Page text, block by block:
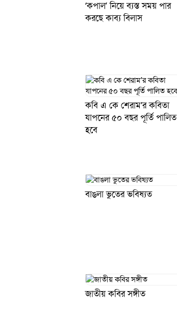
‘কপাল’ নিয়ে ব্যস্ত সময় পার
করছে কাব্য বিলাস
কবি এ কে শেরাম’র কবিতা
যাপনের ৫০ বছর পূর্তি পালিত
হবে
বাঙলা ভুতের ভবিষ্যত
জাতীয় কবির সঙ্গীত